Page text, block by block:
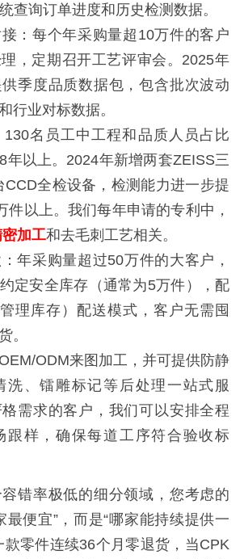
查询订单进度和历史检测数据。
：每个年采购量超10万件的客户
，定期召开工艺评审会。2025年
季度品质数据包，包含批次波动
行业对标数据。
名员工中工程和品质人员占比
年以上。2024年新增两套ZEISS三
CCD全检设备，检测能力进一步提
件以上。我们每年申请的专利中，
加工和去毛刺工艺相关。
年采购量超过50万件的大客户，
定安全库存（通常为5万件），配
理库存）配送模式，客户无需囤
。
ODM来图加工，并可提供防静
洗、镭雕标记等后处理一站式服
需求的客户，我们可以安排全程
跟样，确保每道工序符合验收标
错率极低的细分领域，您考虑的
最便宜”，而是“哪家能持续提供一
款零件连续36个月零退货，当CPK